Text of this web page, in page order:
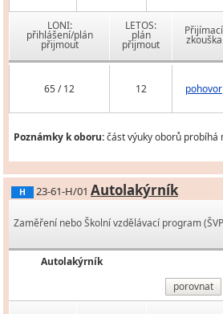
LONI:
přihlášení/plán
přijmout
LETOS:
plán
přijmout
Přijímací
zkouška
65 / 12 12 pohovor
Poznámky k oboru:část výuky oborů probíhá
H 23-61-H/01 Autolakýrník
Zaměření nebo Školní vzdělávací program
Autolakýrník
porovnat